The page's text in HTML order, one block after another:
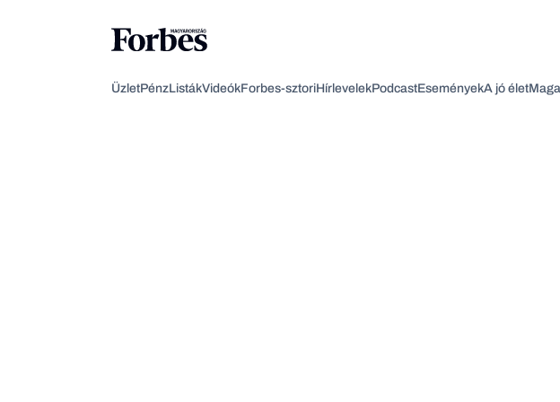
ÜzletPénzListákVideókForbes-sztoriHírlevelekPodcastEseményekA jó élet